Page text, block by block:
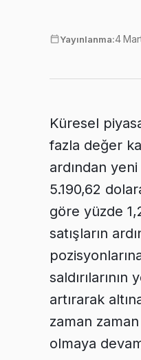
Yayınlanma:4
Küresel
fazla değer
ardından
5.190,62
göre yüzde
satışların
artırarak
zaman
olmaya